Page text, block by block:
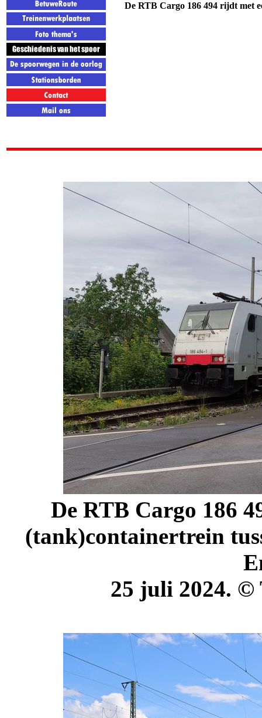
De RTB Cargo 186 494 rijdt met
De RTB Cargo 186
(tank)containertrein
25 juli 2024. ©